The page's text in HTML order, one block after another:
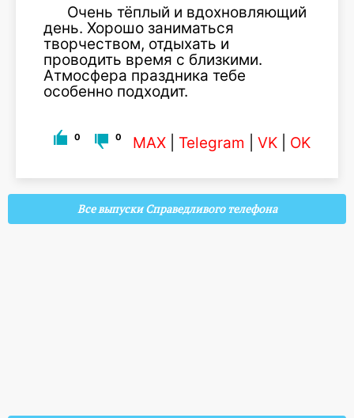
Очень тёплый и вдохновляющий
день. Хорошо заниматься
творчеством, отдыхать и
проводить время с близкими.
Атмосфера праздника тебе
особенно подходит.
0 0 MAX Telegram VK OK
Все выпуски Справедливого телефона